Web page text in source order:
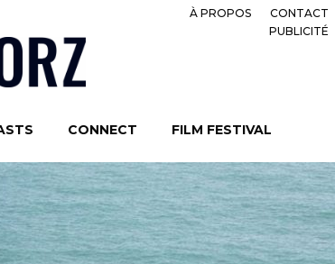
À PROPOS
CONTACT
PUBLICITÉ
CONNECT FILM FESTIVAL